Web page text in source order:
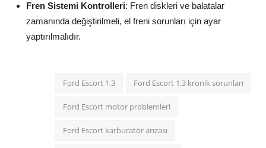
Fren Sistemi Kontrolleri: Fren diskleri ve balatalar
zamanında değiştirilmeli, el freni sorunları için ayar
yaptırılmalıdır.
Ford Escort 1.3 Ford Escort 1.3 kronik sorunları
Ford Escort motor problemleri
Ford Escort karburatör arızası